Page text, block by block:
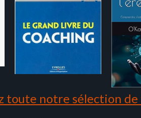
toute notre sélection